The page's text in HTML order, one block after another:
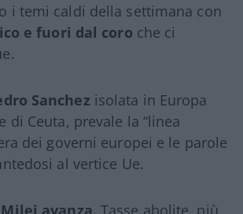
i temi caldi della settimana con
e fuori dal coro che ci
Sanchez isolata in Europa
di Ceuta, prevale la “linea
dei governi europei e le parole
al vertice Ue.
avanza. Tasse abolite, più